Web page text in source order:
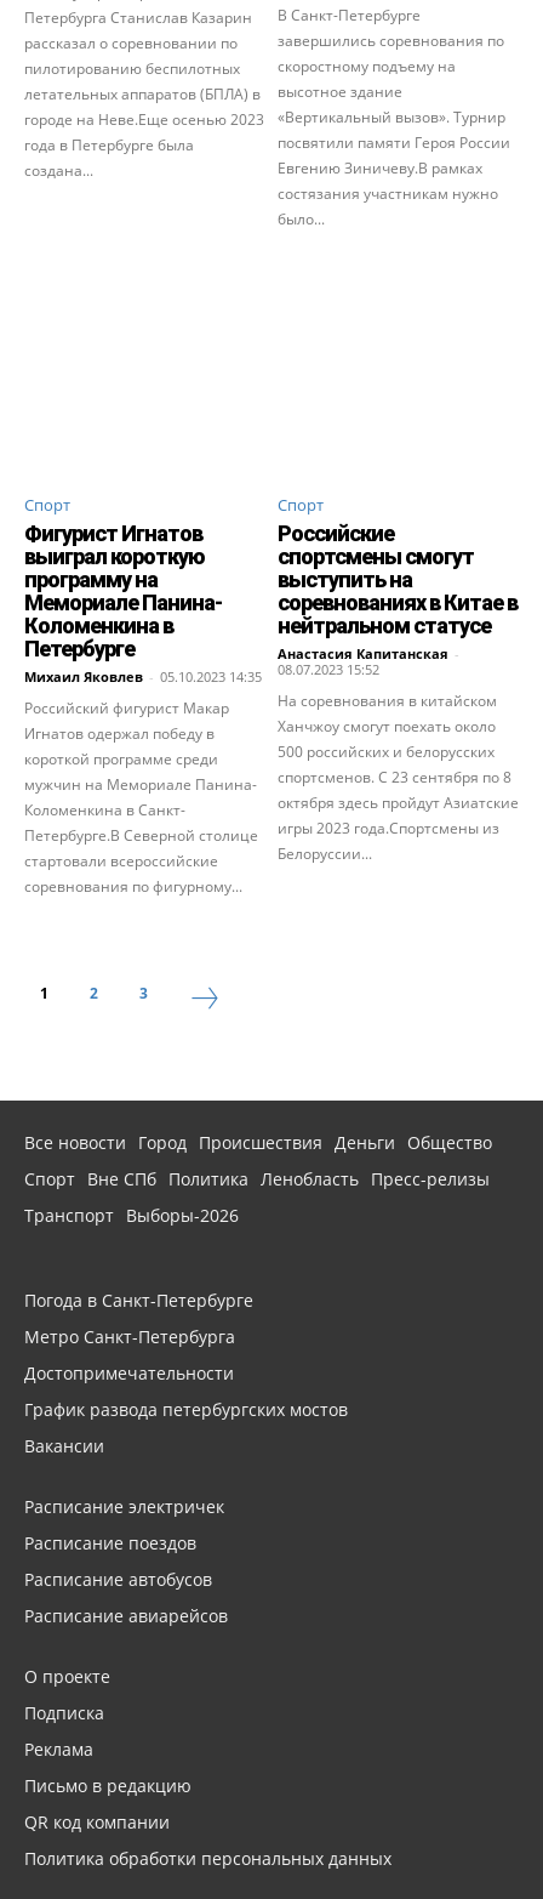
Петербурга Станислав Казарин
рассказал о соревновании по
пилотированию беспилотных
летательных аппаратов (БПЛА) в
городе на Неве.Еще осенью 2023
года в Петербурге была
создана...
В Санкт-Петербурге
завершились соревнования по
скоростному подъему на
высотное здание
«Вертикальный вызов». Турнир
посвятили памяти Героя России
Евгению Зиничеву.В рамках
состязания участникам нужно
было...
Спорт
Фигурист Игнатов
выиграл короткую
программу на
Мемориале Панина-
Коломенкина в
Петербурге
Михаил Яковлев - 05.10.2023 14:35
Российский фигурист Макар
Игнатов одержал победу в
короткой программе среди
мужчин на Мемориале Панина-
Коломенкина в Санкт-
Петербурге.В Северной столице
стартовали всероссийские
соревнования по фигурному...
Спорт
Российские
спортсмены смогут
выступить на
соревнованиях в Китае в
нейтральном статусе
Анастасия Капитанская -
08.07.2023 15:52
На соревнования в китайском
Ханчжоу смогут поехать около
500 российских и белорусских
спортсменов. С 23 сентября по 8
октября здесь пройдут Азиатские
игры 2023 года.Спортсмены из
Белоруссии...
1 2 3
Все новости Город Происшествия Деньги
Общество
Спорт Вне СПб Политика Ленобласть Пресс-релизы
Транспорт Выборы-2026
Погода в Санкт-Петербурге
Метро Санкт-Петербурга
Достопримечательности
График развода петербургских мостов
Вакансии
Расписание электричек
Расписание поездов
Расписание автобусов
Расписание авиарейсов
О проекте
Подписка
Реклама
Письмо в редакцию
QR код компании
Политика обработки персональных данных